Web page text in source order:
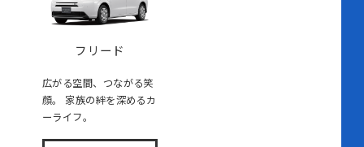
フリード
広がる空間、つながる笑
顔。 家族の絆を深めるカ
ーライフ。